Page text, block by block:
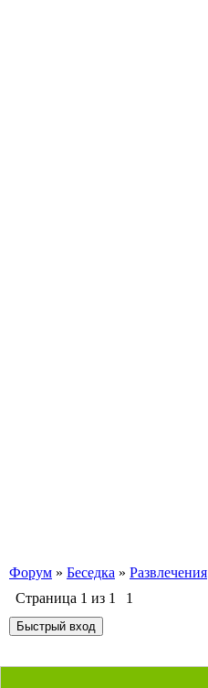
Форум » Беседка » Развлечения
Страница 1 из 1
1